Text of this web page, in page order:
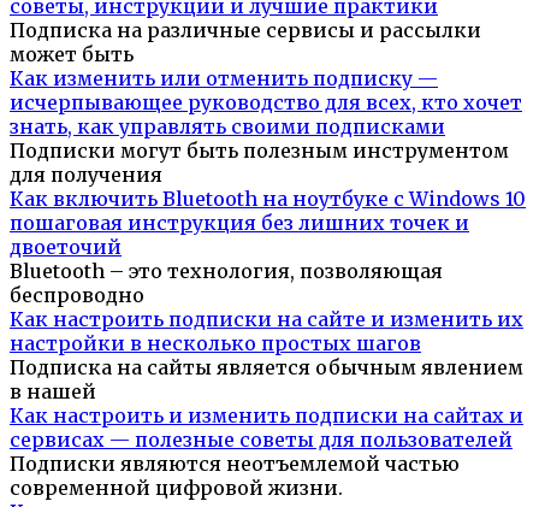
советы, инструкции и лучшие практики
Подписка на различные сервисы и рассылки
может быть
Как изменить или отменить подписку —
исчерпывающее руководство для всех, кто хочет
знать, как управлять своими подписками
Подписки могут быть полезным инструментом
для получения
Как включить Bluetooth на ноутбуке с Windows 10
пошаговая инструкция без лишних точек и
двоеточий
Bluetooth – это технология, позволяющая
беспроводно
Как настроить подписки на сайте и изменить их
настройки в несколько простых шагов
Подписка на сайты является обычным явлением
в нашей
Как настроить и изменить подписки на сайтах и
сервисах — полезные советы для пользователей
Подписки являются неотъемлемой частью
современной цифровой жизни.